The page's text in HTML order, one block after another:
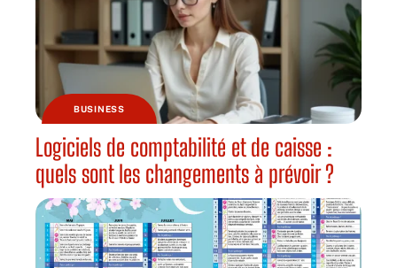
BUSINESS
Logiciels de comptabilité et de caisse :
quels sont les changements à prévoir ?